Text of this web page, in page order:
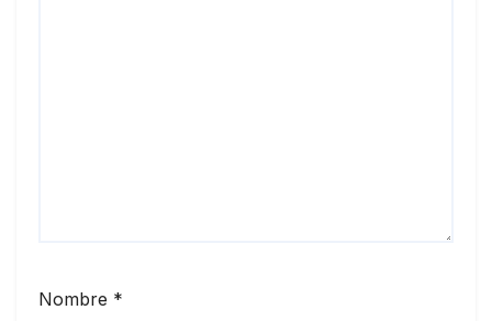
Nombre *